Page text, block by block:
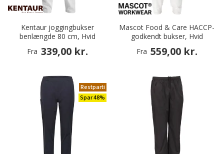
Kentaur joggingbukser
benlængde 80 cm, Hvid
Fra 339,00 kr.
Mascot Food & Care HACCP-
godkendt bukser, Hvid
Fra 559,00 kr.
Restparti
Spar 48%